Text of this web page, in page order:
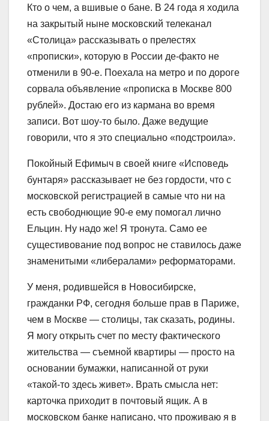
Кто о чем, а вшивые о бане. В 24 года я ходила
на закрытый ныне московский телеканал
«Столица» рассказывать о прелестях
«прописки», которую в России де-факто не
отменили в 90-е. Поехала на метро и по дороге
сорвала объявление «прописка в Москве 800
рублей». Достаю его из кармана во время
записи. Вот шоу-то было. Даже ведущие
говорили, что я это специально «подстроила».
Покойный Ефимыч в своей книге «Исповедь
бунтаря» рассказывает не без гордости, что с
московской регистрацией в самые что ни на
есть свободнющие 90-е ему помогал лично
Ельцин. Ну надо же! Я тронута. Само ее
сущестивование под вопрос не ставилось даже
знаменитыми «либералами» реформаторами.
У меня, родившейся в Новосибирске,
гражданки РФ, сегодня больше прав в Париже,
чем в Москве — столицы, так сказать, родины.
Я могу открыть счет по месту фактического
жительства — съемной квартиры — просто на
основании бумажки, написанной от руки
«такой-то здесь живет». Врать смысла нет:
карточка приходит в почтовый ящик. А в
московском банке написано, что проживаю я в